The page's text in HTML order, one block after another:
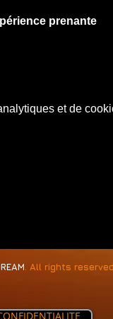
prenante
et de
. All rights reserved.